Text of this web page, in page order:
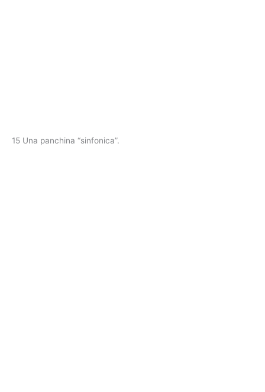
15 Una panchina “sinfonica”.